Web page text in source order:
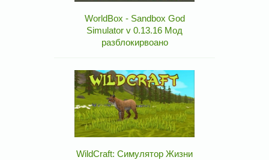
WorldBox - Sandbox God
Simulator v 0.13.16 Мод
разблокирвоано
WildCraft: Симулятор Жизни